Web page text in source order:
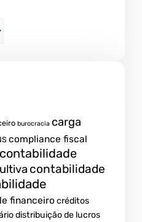
burocracia carga
compliance fiscal
contabilidade
contabilidade
financeiro créditos
distribuição de lucros